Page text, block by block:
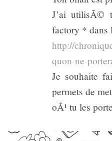
J’ai utilisÃ©
factory * dans
http://
quon-ne-
Je souhaite
permets de
oÃ¹ tu les